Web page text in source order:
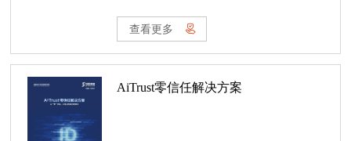
查看更多
AiTrust零信任解决方案